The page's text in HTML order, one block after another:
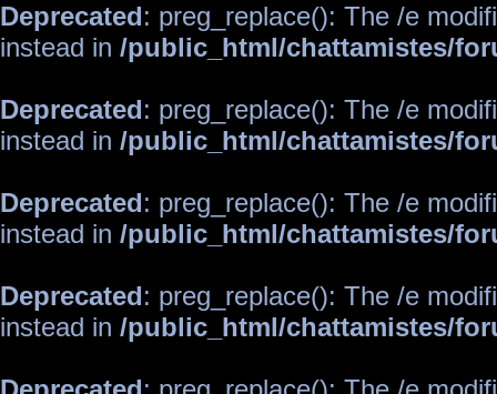
Deprecated: preg_replace(): The /e
instead in /public_html/chattamistes/
Deprecated: preg_replace(): The /e
instead in /public_html/chattamistes/
Deprecated: preg_replace(): The /e
instead in /public_html/chattamistes/
Deprecated: preg_replace(): The /e
instead in /public_html/chattamistes/